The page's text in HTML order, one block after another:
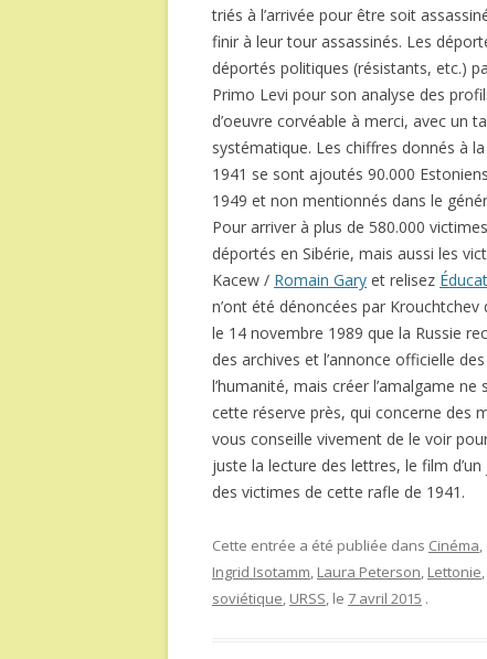
triés à l’arrivée pour être soit
finir à leur tour assassinés. Les
déportés politiques (résistants, etc.)
Primo Levi pour son analyse des
d’oeuvre corvéable à merci, avec un
systématique. Les chiffres donnés à
1941 se sont ajoutés 90.000
1949 et non mentionnés dans le
Pour arriver à plus de 580.000
déportés en Sibérie, mais aussi les
Kacew / Romain Gary et relisez
n’ont été dénoncées par Krouchtchev
le 14 novembre 1989 que la Russie
des archives et l’annonce officielle
l’humanité, mais créer l’amalgame
cette réserve près, qui concerne des
vous conseille vivement de le voir
juste la lecture des lettres, le film
des victimes de cette rafle de 1941.
Cette entrée a été publiée dans Cinéma
Ingrid Isotamm, Laura Peterson, Lettonie,
soviétique, URSS, le 7 avril 2015 .